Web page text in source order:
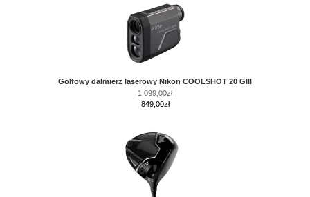
Golfowy dalmierz laserowy Nikon COOLSHOT 20 GIII
1 099,00zł
849,00zł